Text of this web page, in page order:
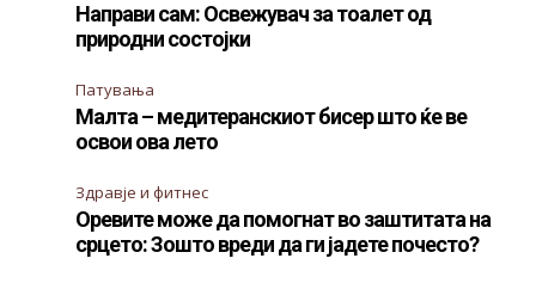
Направи сам: Освежувач за тоалет од
природни состојки
Патувања
Малта – медитеранскиот бисер што ќе ве
освои ова лето
Здравје и фитнес
Оревите може да помогнат во заштитата на
срцето: Зошто вреди да ги јадете почесто?